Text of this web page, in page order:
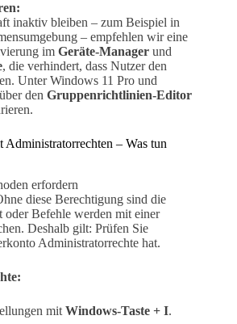
inaktiv bleiben – zum Beispiel in
– empfehlen wir eine
im Geräte-Manager und
, die verhindert, dass Nutzer den
Unter Windows 11 Pro und
den Gruppenrichtlinien-Editor
Administratorrechten – Was tun
erfordern
diese Berechtigung sind die
oder Befehle werden mit einer
Deshalb gilt: Prüfen Sie
Administratorrechte hat.
mit Windows-Taste + I.